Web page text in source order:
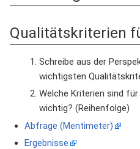
Qualitätskriterien
Schreibe aus der
wichtigsten
Welche Kriterien sind
wichtig? (Reihenfolge)
Abfrage (Mentimeter)
Ergebnisse